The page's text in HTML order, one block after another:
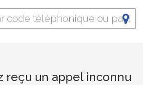
reçu un appel inconnu